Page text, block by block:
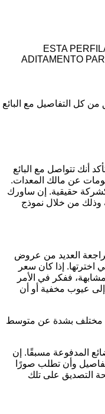
ESTA
ADITAMENTO
من كل التفاصيل مع البائع
أنك تتواصل مع البائع
عن مالك المعدات.
حقيقية. إن ساورك
وذلك من خلال نموذج
العديد من عروض
اخترتها. إذا كان سعر
ففكر في الأمر
عيوب مخفية أو أن
مختلف بشدة عن متوسط
المدفوعة مسبقًا. إن
وأن تطلب صورًا
التصديق على تلك